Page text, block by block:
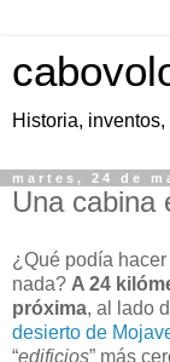
Historia,
martes, 24 de
Una cabina
¿Qué podía
nada? A 24
próxima, al lado
desierto de
“edificios” más